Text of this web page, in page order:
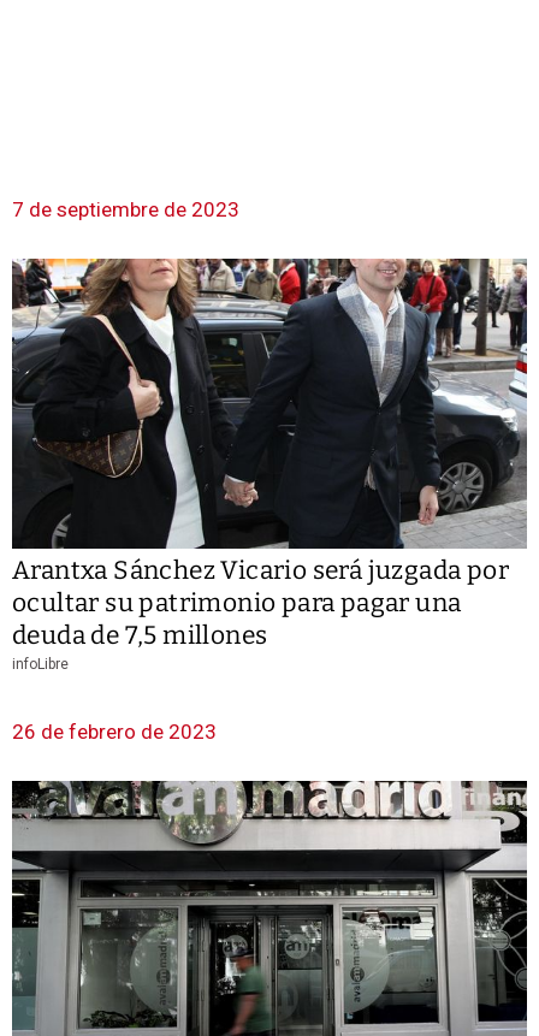
7 de septiembre de 2023
Arantxa Sánchez Vicario será juzgada por
ocultar su patrimonio para pagar una
deuda de 7,5 millones
infoLibre
26 de febrero de 2023